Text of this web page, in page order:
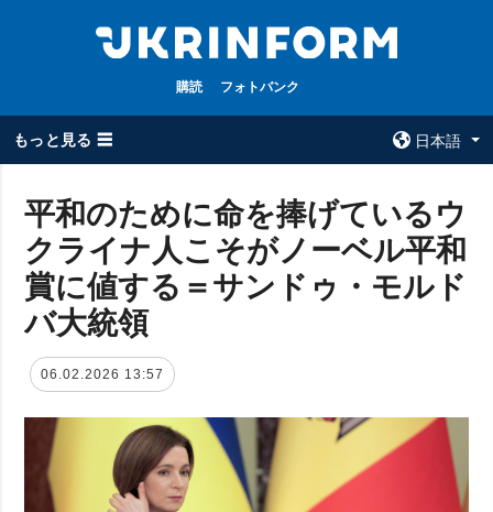
購読 フォトバンク
もっと見る ☰
日本語
全てのトピック
戦争
被占領地
経済・復興
防衛
社会・文化
スポーツ
ウクルインフォ
ルム
ウクルインフォル
平和のために命を捧げているウ
クライナ人こそがノーベル平和
賞に値する＝サンドゥ・モルド
バ大統領
06.02.2026 13:57